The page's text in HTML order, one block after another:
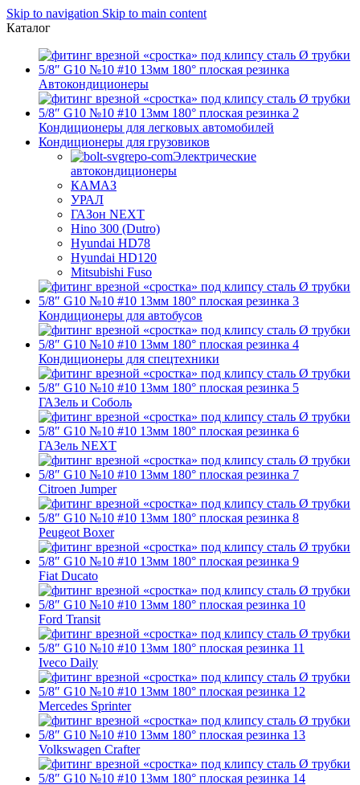
Skip to navigation Skip to main content
Каталог
Автокондиционеры
Кондиционеры для легковых автомобилей
Кондиционеры для грузовиков
Электрические
автокондиционеры
КАМАЗ
УРАЛ
ГАЗон NEXT
Hino 300 (Dutro)
Hyundai HD78
Hyundai HD120
Mitsubishi Fuso
Кондиционеры для автобусов
Кондиционеры для спецтехники
ГАЗель и Соболь
ГАЗель NEXT
Citroen Jumper
Peugeot Boxer
Fiat Ducato
Ford Transit
Iveco Daily
Mercedes Sprinter
Volkswagen Crafter